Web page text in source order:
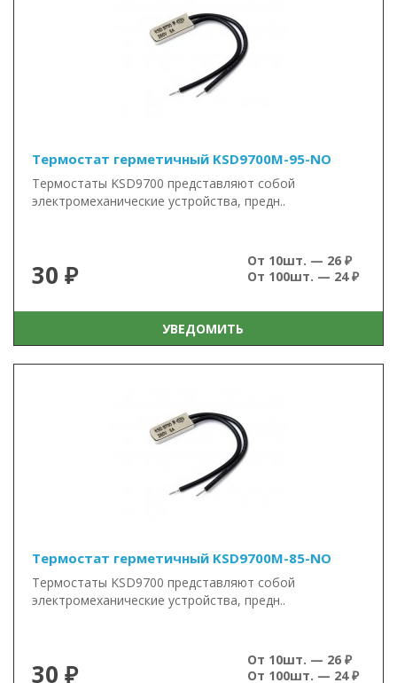
Термостат герметичный KSD9700M-95-NO
Термостаты KSD9700 представляют собой
электромеханические устройства, предн..
30 ₽
От 10шт. — 26 ₽
От 100шт. — 24 ₽
УВЕДОМИТЬ
Термостат герметичный KSD9700M-85-NO
Термостаты KSD9700 представляют собой
электромеханические устройства, предн..
30 ₽
От 10шт. — 26 ₽
От 100шт. — 24 ₽